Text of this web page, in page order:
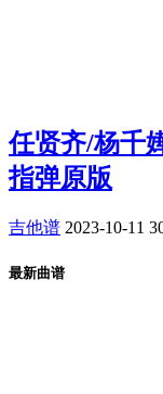
任贤齐/杨千
指弹原版
吉他谱 2023-10-11
最新曲谱